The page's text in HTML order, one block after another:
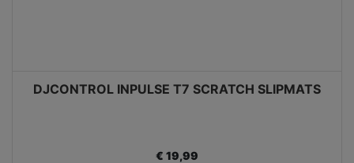
DJCONTROL INPULSE T7 SCRATCH SLIPMATS
€ 19,99